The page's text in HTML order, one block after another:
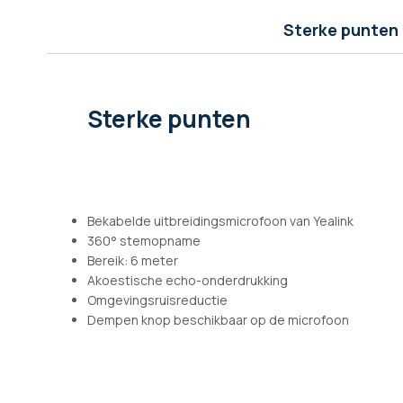
Sterke punten
Sterke punten
Bekabelde uitbreidingsmicrofoon van Yealink
360° stemopname
Bereik: 6 meter
Akoestische echo-onderdrukking
Omgevingsruisreductie
Dempen knop beschikbaar op de microfoon